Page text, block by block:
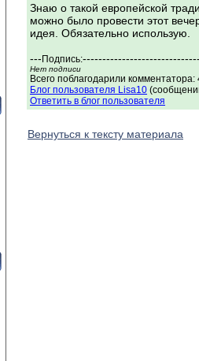
Знаю о такой европейской
можно было провести этот
идея. Обязательно использую.
--- Подпись:
Нет подписи
Всего поблагодарили
Блог пользователя Lisa10
Ответить в блог пользователя
Вернуться к тексту материала